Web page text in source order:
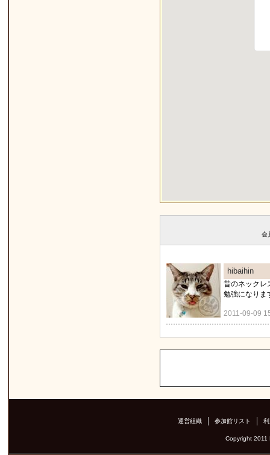
会
hibaihin
昔のネックレ
勉強になり
2011-09-09
運営組織 参加館リスト
Copyright 2011